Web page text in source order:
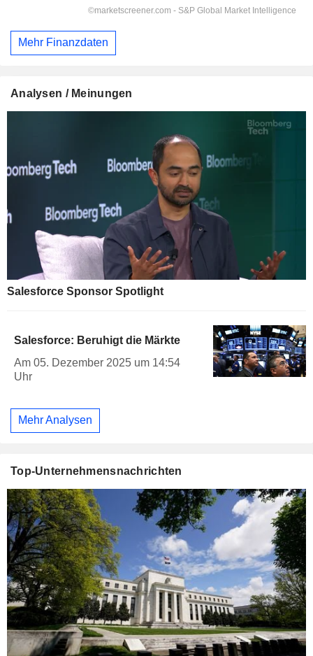
Mehr Finanzdaten
Analysen / Meinungen
Salesforce Sponsor Spotlight
Salesforce: Beruhigt die Märkte
Am 05. Dezember 2025 um 14:54
Uhr
Mehr Analysen
Top-Unternehmensnachrichten